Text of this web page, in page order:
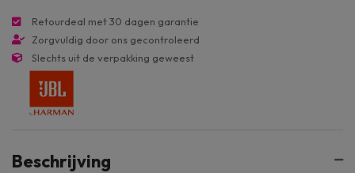
Retourdeal met 30 dagen garantie
Zorgvuldig door ons gecontroleerd
Slechts uit de verpakking geweest
Beschrijving